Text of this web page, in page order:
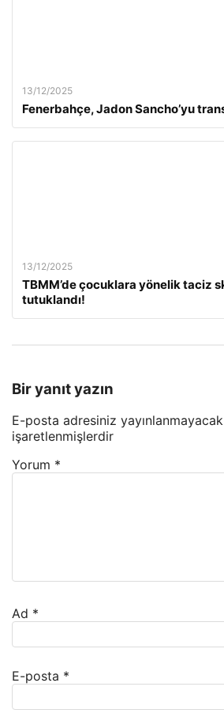
13/12/2025
Fenerbahçe, Jadon Sancho’yu
13/12/2025
TBMM’de çocuklara yönelik taciz
tutuklandı!
Bir yanıt yazın
E-posta adresiniz
işaretlenmişlerdir
Yorum *
Ad *
E-posta *